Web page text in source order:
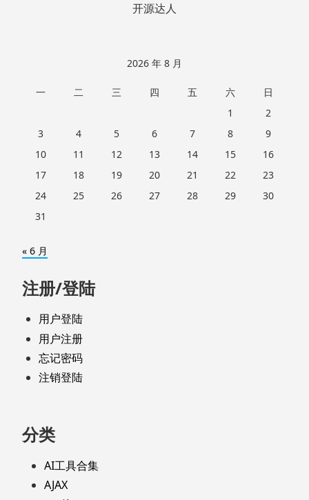
开源达人
2026 年 8 月
一 二 三 四 五 六
日
1
2
3
4 5 6 7 8
9
10
11 12 13 14 15
16
17
18 19 20 21 22
23
24
25 26 27 28 29
30
31
« 6 月
注册/登陆
用户登陆
用户注册
忘记密码
注销登陆
分类
AI工具合集
AJAX